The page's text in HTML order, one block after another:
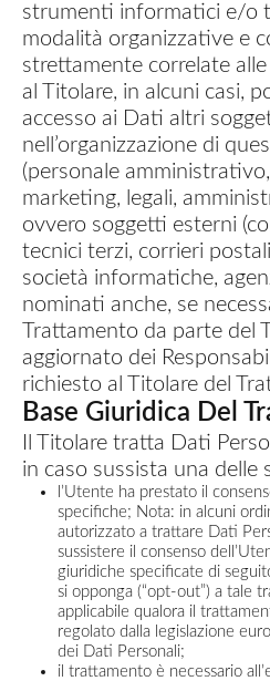
strumenti informatici e/o
modalità organizzative e
strettamente correlate
al Titolare, in alcuni casi,
accesso ai Dati altri
nell’organizzazione di
(personale
marketing, legali,
ovvero soggetti esterni
tecnici terzi, corrieri
società informatiche,
nominati anche, se
Trattamento da parte del
aggiornato dei
richiesto al Titolare del
Base Giuridica Del
Il Titolare tratta Dati
in caso sussista una delle
l’Utente ha prestato il
specifiche; Nota: in alcuni
autorizzato a trattare Dati
sussistere il consenso
giuridiche specificate di
si opponga (“opt-out”) a tale
applicabile qualora il
regolato dalla legislazione
dei Dati Personali;
il trattamento è necessario